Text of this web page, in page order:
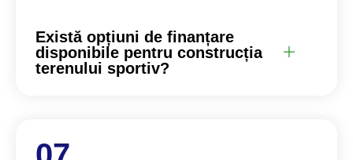
Există opțiuni de finanțare
disponibile pentru construcția
terenului sportiv?